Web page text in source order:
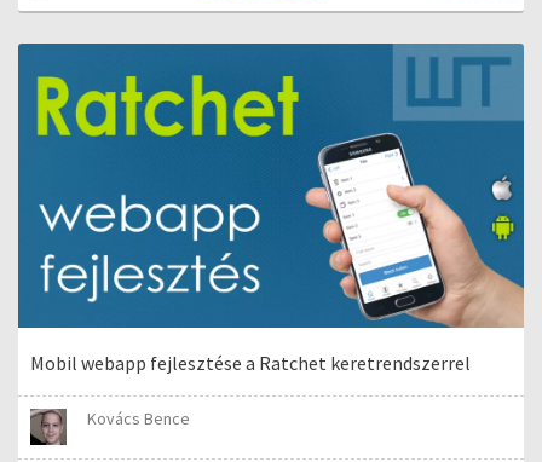
Mobil webapp fejlesztése a Ratchet keretrendszerrel
Kovács Bence